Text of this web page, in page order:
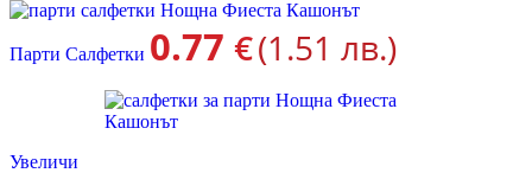
Парти Салфетки 0.77 €(1.51 лв.)
Увеличи